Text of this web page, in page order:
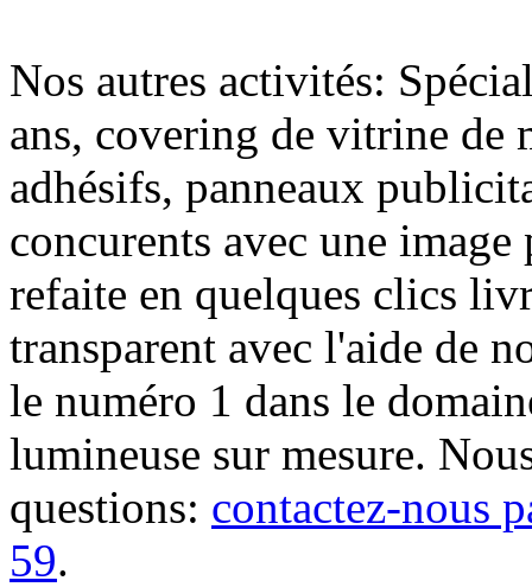
Nos autres activités:
ans, covering de vitrine de
adhésifs, panneaux
concurents avec une
refaite en quelques clics
transparent avec l'aide de
le numéro 1 dans le
lumineuse sur mesure.
questions: contactez-nous
59.